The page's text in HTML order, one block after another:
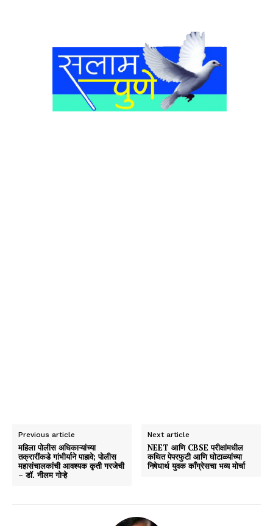
Previous article
महिला पोलीस अधिकाऱ्यांच्या
तक्रारींकडे गांभीर्याने पाहावे; पोलीस
महासंचालकांची आवश्यक कृती गरजेची
– डॉ. नीलम गोऱ्हे
Next article
NEET आणि CBSE परीक्षांमधील
कथित पेपरफुटी आणि घोटाळ्यांच्या
निषेधार्थ युवक काँग्रेसचा भव्य मोर्चा